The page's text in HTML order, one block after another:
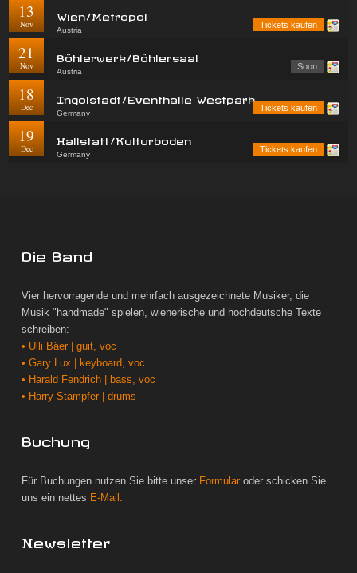
13
Nov
Wien/Metropol
Austria
Tickets kaufen
21
Nov
Böhlerwerk/Böhlersaal
Austria
Soon
18
Dec
Ingolstadt/Eventhalle Westpark
Germany
Tickets kaufen
19
Dec
Hallstatt/Kulturboden
Germany
Tickets kaufen
Die Band
Vier hervorragende und mehrfach ausgezeichnete Musiker, die
Musik "handmade" spielen, wienerische und hochdeutsche Texte
schreiben:
• Ulli Bäer | guit, voc
• Gary Lux | keyboard, voc
• Harald Fendrich | bass, voc
• Harry Stampfer | drums
Buchung
Für Buchungen nutzen Sie bitte unser Formular oder schicken Sie
uns ein nettes E-Mail.
Newsletter